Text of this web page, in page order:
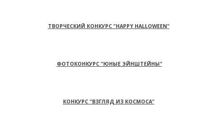
ТВОРЧЕСКИЙ КОНКУРС "HAPPY HALLOWEEN"
ФОТОКОНКУРС "ЮНЫЕ ЭЙНШТЕЙНЫ"
КОНКУРС "ВЗГЛЯД ИЗ КОСМОСА"